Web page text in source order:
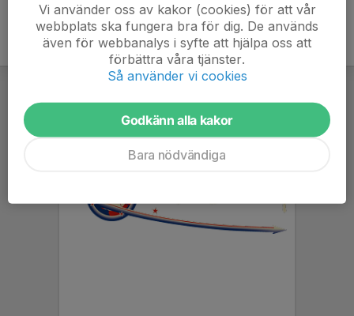
Vi använder oss av kakor (cookies) för att vår
webbplats ska fungera bra för dig. De används
även för webbanalys i syfte att hjälpa oss att
förbättra våra tjänster.
Så använder vi cookies
Godkänn alla kakor
Bara nödvändiga